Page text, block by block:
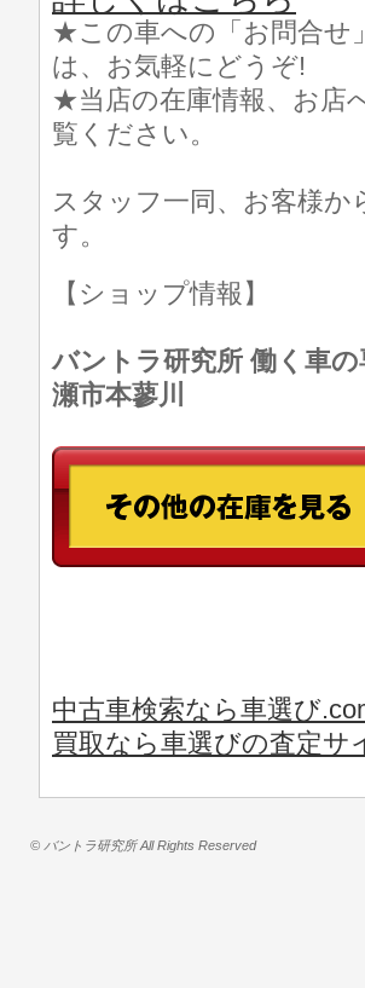
★この車への「お問合せ
は、お気軽にどうぞ!
★当店の在庫情報、お店
覧ください。
スタッフ一同、お客様
す。
【ショップ情報】
バントラ研究所 働く車
瀬市本蓼川
中古車検索なら車選び
買取なら車選びの査定サ
© バントラ研究所 All Rights Reserved